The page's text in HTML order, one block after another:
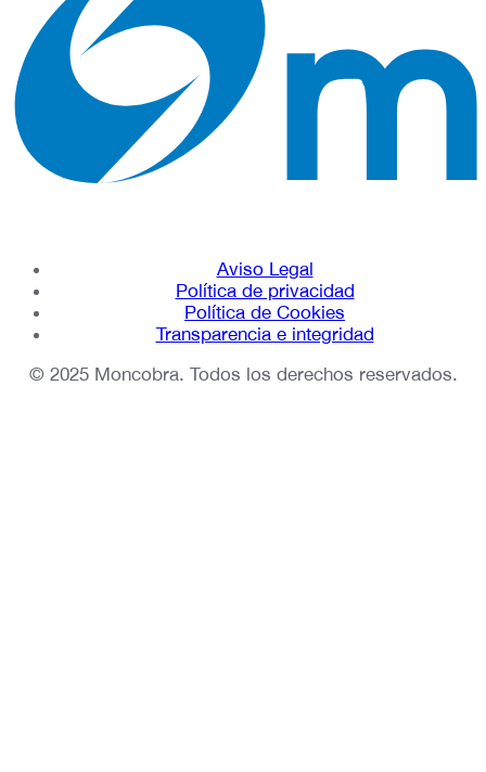
Aviso Legal
Política de privacidad
Política de Cookies
Transparencia e integridad
© 2025 Moncobra. Todos los derechos reservados.